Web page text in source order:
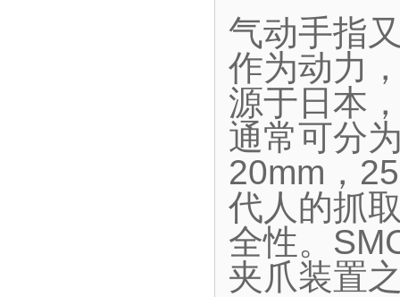
气动手指
作为动力
源于日本
通常可分
20mm，
代人的抓
全性。
夹爪装置